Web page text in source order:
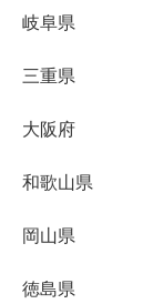
岐阜県
三重県
大阪府
和歌山県
岡山県
徳島県